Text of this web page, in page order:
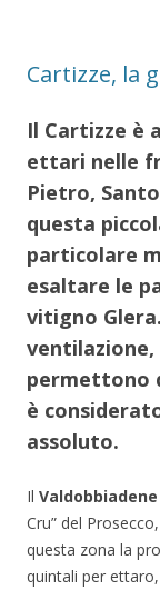
Cartizze, la
Il Cartizze è
ettari nelle
Pietro,
questa
particolare
esaltare le
vitigno
permettono
è
assoluto.
Il
Cru” del
questa zona la
quintali per